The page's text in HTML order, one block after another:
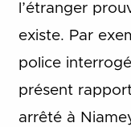
l’étranger
existe. Par
police
présent
arrêté à